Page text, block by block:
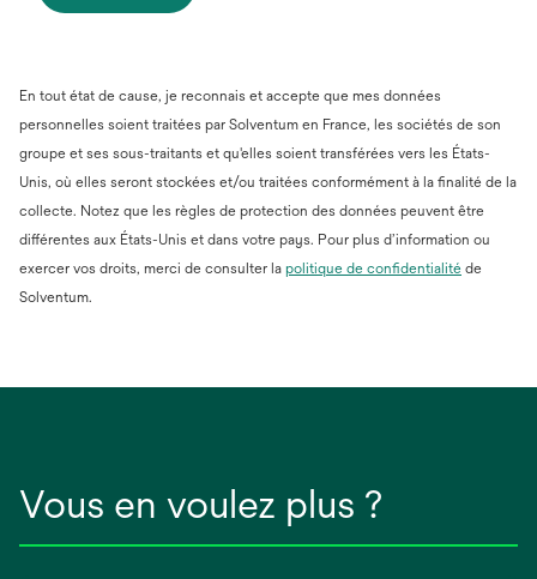
En tout état de cause, je reconnais et accepte que mes données
personnelles soient traitées par Solventum en France, les sociétés de son
groupe et ses sous-traitants et qu'elles soient transférées vers les États-
Unis, où elles seront stockées et/ou traitées conformément à la finalité de la
collecte. Notez que les règles de protection des données peuvent être
différentes aux États-Unis et dans votre pays. Pour plus d’information ou
exercer vos droits, merci de consulter la politique de confidentialité s’ouvre
de
Solventum.
Vous en voulez plus ?